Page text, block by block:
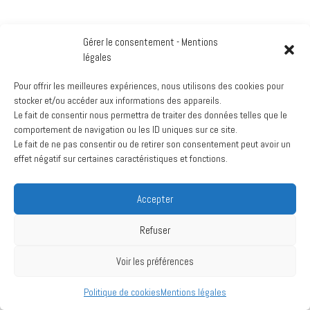
Gérer le consentement - Mentions
légales
Pour offrir les meilleures expériences, nous utilisons des cookies pour
stocker et/ou accéder aux informations des appareils.
Le fait de consentir nous permettra de traiter des données telles que le
comportement de navigation ou les ID uniques sur ce site.
Le fait de ne pas consentir ou de retirer son consentement peut avoir un
effet négatif sur certaines caractéristiques et fonctions.
Accepter
Refuser
Voir les préférences
Politique de cookiesMentions légales